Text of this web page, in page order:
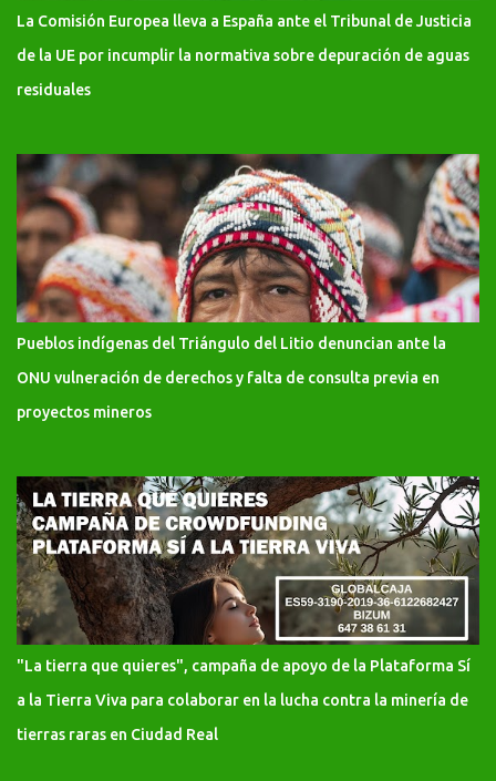
La Comisión Europea lleva a España ante el Tribunal de Justicia
de la UE por incumplir la normativa sobre depuración de aguas
residuales
Pueblos indígenas del Triángulo del Litio denuncian ante la
ONU vulneración de derechos y falta de consulta previa en
proyectos mineros
"La tierra que quieres", campaña de apoyo de la Plataforma Sí
a la Tierra Viva para colaborar en la lucha contra la minería de
tierras raras en Ciudad Real